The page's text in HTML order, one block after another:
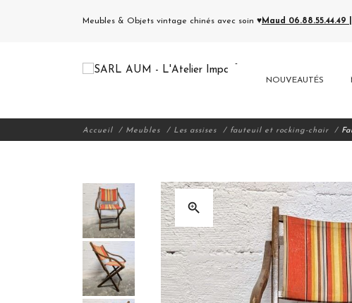
Meubles & Objets vintage chinés avec soin ♥Maud 06.88.55.44.49
NOUVEAUTÉS
Accueil Meubles Les assises fauteuil et rocking-chair
zoom_in